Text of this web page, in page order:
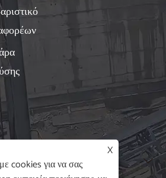

X
cookies για να σας